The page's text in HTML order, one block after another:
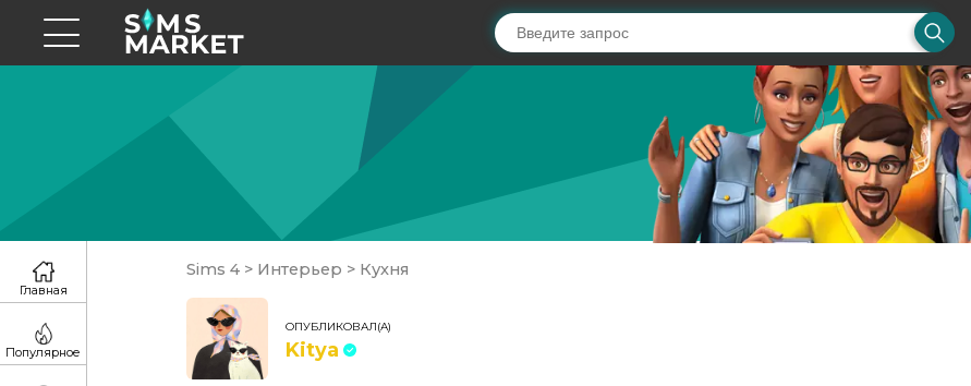
Sims 4 > Интерьер > Кухня
ОПУБЛИКОВАЛ(А)
Kitya
Главная
Популярное